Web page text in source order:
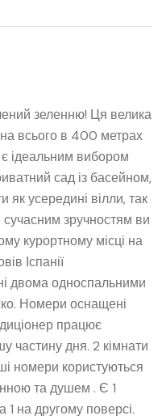
зеленню! Ця велика
всього в 400 метрах
ідеальним вибором
сад із басейном,
як усередині вілли, так
сучасним зручностям ви
курортному місці на
Іспанії
двома односпальними
Номери оснащені
працює
частину дня. 2 кімнати
номери користуються
та душем . Є 1
на другому поверсі.